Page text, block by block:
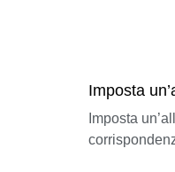
Imposta
Imposta